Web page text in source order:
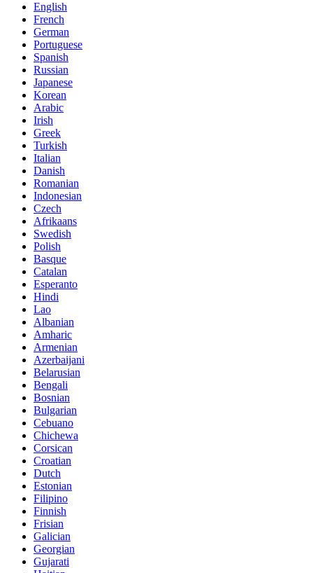
English
French
German
Portuguese
Spanish
Russian
Japanese
Korean
Arabic
Irish
Greek
Turkish
Italian
Danish
Romanian
Indonesian
Czech
Afrikaans
Swedish
Polish
Basque
Catalan
Esperanto
Hindi
Lao
Albanian
Amharic
Armenian
Azerbaijani
Belarusian
Bengali
Bosnian
Bulgarian
Cebuano
Chichewa
Corsican
Croatian
Dutch
Estonian
Filipino
Finnish
Frisian
Galician
Georgian
Gujarati